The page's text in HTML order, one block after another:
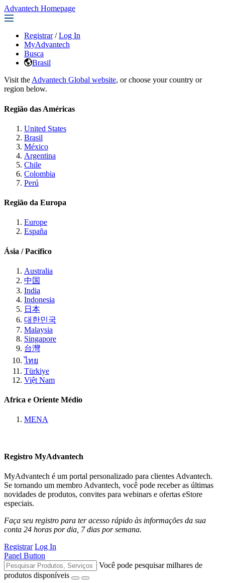
Advantech Homepage
Registrar / Log In
MyAdvantech
Busca
Brasil
Visit the Advantech Global website, or choose your country or
region below.
Região das Américas
United States
Brasil
México
Argentina
Chile
Colombia
Perú
Região da Europa
Europe
España
Ásia / Pacífico
Australia
中国
India
Indonesia
日本
대한민국
Malaysia
Singapore
台灣
ไทย
Türkiye
Việt Nam
Africa e Oriente Médio
MENA
Registro MyAdvantech
MyAdvantech é um portal personalizado para clientes Advantech.
Se tornando um membro Advantech, você pode receber as últimas
novidades de produtos, convites para webinars e ofertas eStore
especiais.
Faça seu registro para ter acesso rápido às informações da sua
conta 24 horas por dia, 7 dias por semana.
Registrar Log In
Panel Button
Você pode pesquisar milhares de
produtos disponíveis